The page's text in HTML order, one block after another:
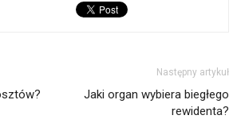
Następny artykuł
Jaki organ wybiera biegłego
rewidenta?